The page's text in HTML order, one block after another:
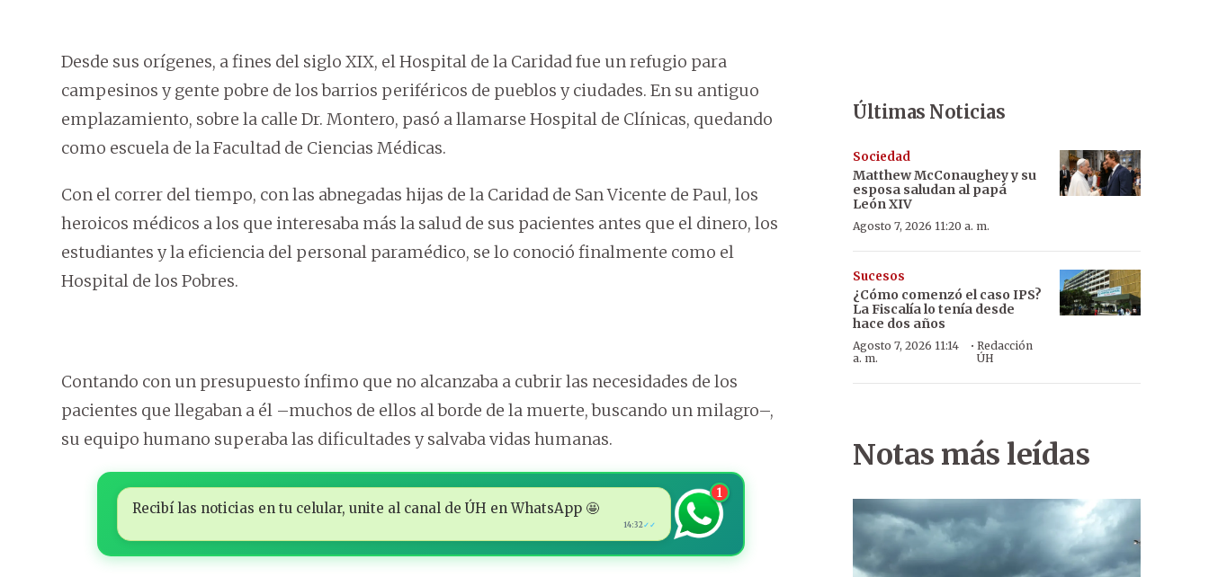
Desde sus orígenes, a fines del siglo XIX, el Hospital de la Caridad fue un refugio para
campesinos y gente pobre de los barrios periféricos de pueblos y ciudades. En su antiguo
emplazamiento, sobre la calle Dr. Montero, pasó a llamarse Hospital de Clínicas, quedando
como escuela de la Facultad de Ciencias Médicas.
Con el correr del tiempo, con las abnegadas hijas de la Caridad de San Vicente de Paul, los
heroicos médicos a los que interesaba más la salud de sus pacientes antes que el dinero, los
estudiantes y la eficiencia del personal paramédico, se lo conoció finalmente como el
Hospital de los Pobres.
Contando con un presupuesto ínfimo que no alcanzaba a cubrir las necesidades de los
pacientes que llegaban a él –muchos de ellos al borde de la muerte, buscando un milagro–,
su equipo humano superaba las dificultades y salvaba vidas humanas.
Recibí las noticias en tu celular, unite al canal de ÚH en WhatsApp 🤩
14:32✓✓
1
Últimas Noticias
Sociedad
Matthew McConaughey y su
esposa saludan al papá
León XIV
Agosto 7, 2026 11:20 a. m.
Sucesos
¿Cómo comenzó el caso IPS?
La Fiscalía lo tenía desde
hace dos años
Agosto 7, 2026 11:14
a. m.
· Redacción
ÚH
Notas más leídas